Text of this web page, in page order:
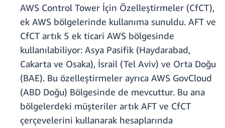
AWS Control Tower İçin Özelleştirmeler (CfCT),
ek AWS bölgelerinde kullanıma sunuldu. AFT ve
CfCT artık 5 ek ticari AWS bölgesinde
kullanılabiliyor: Asya Pasifik (Haydarabad,
Cakarta ve Osaka), İsrail (Tel Aviv) ve Orta Doğu
(BAE). Bu özelleştirmeler ayrıca AWS GovCloud
(ABD Doğu) Bölgesinde de mevcuttur. Bu ana
bölgelerdeki müşteriler artık AFT ve CfCT
çerçevelerini kullanarak hesaplarında